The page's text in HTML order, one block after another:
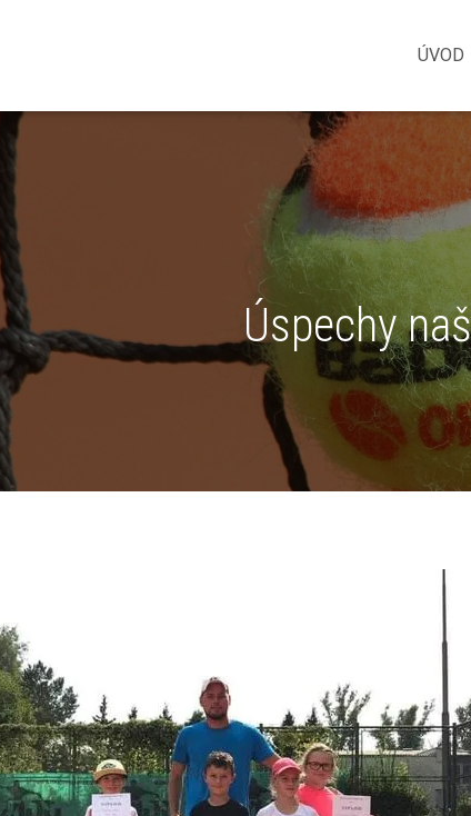
do 8 rokov zúčastnilo majstrovstiev regiónu a obsadilo
Gratulujeme a veľmi sa tešíme z výsledkov našich
ÚVOD
Úspechy